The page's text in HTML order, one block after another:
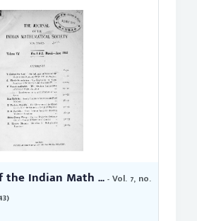
Indian Math ...- Vol. 7, no.